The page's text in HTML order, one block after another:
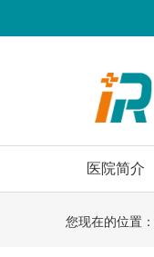
医院简介
您现在的位置：